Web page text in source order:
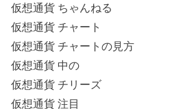
仮想通貨 ちゃんねる
仮想通貨 チャート
仮想通貨 チャートの見方
仮想通貨 中の
仮想通貨 チリーズ
仮想通貨 注目